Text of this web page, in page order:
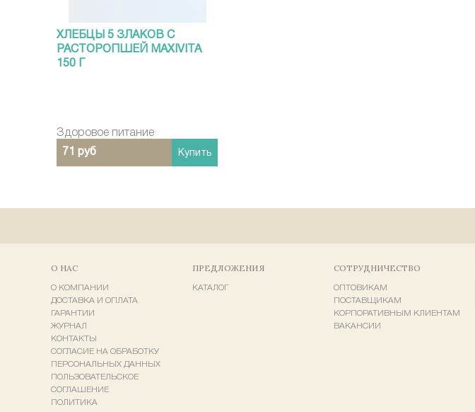
ХЛЕБЦЫ 5 ЗЛАКОВ С
РАСТОРОПШЕЙ MAXIVITA
150 Г
Здоровое питание
71 руб
Купить
О НАС
О КОМПАНИИ
ДОСТАВКА И ОПЛАТА
ГАРАНТИИ
ЖУРНАЛ
КОНТАКТЫ
СОГЛАСИЕ НА ОБРАБОТКУ
ПЕРСОНАЛЬНЫХ ДАННЫХ
ПОЛЬЗОВАТЕЛЬСКОЕ
СОГЛАШЕНИЕ
ПОЛИТИКА
ПРЕДЛОЖЕНИЯ
КАТАЛОГ
СОТРУДНИЧЕСТВО
ОПТОВИКАМ
ПОСТАВЩИКАМ
КОРПОРАТИВНЫМ КЛИЕНТАМ
ВАКАНСИИ